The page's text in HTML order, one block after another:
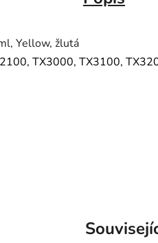
Yellow, žlutá
TX3000, TX3100,